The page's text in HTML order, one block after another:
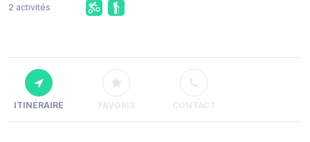
2 activités
ITINÉRAIRE FAVORIS CONTACT